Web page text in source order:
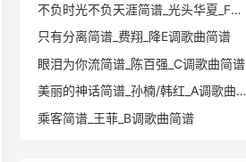
不负时光不负天涯简谱_光头华夏_F调歌曲简谱
只有分离简谱_费翔_降E调歌曲简谱
眼泪为你流简谱_陈百强_C调歌曲简谱
美丽的神话简谱_孙楠/韩红_A调歌曲简谱
乘客简谱_王菲_B调歌曲简谱